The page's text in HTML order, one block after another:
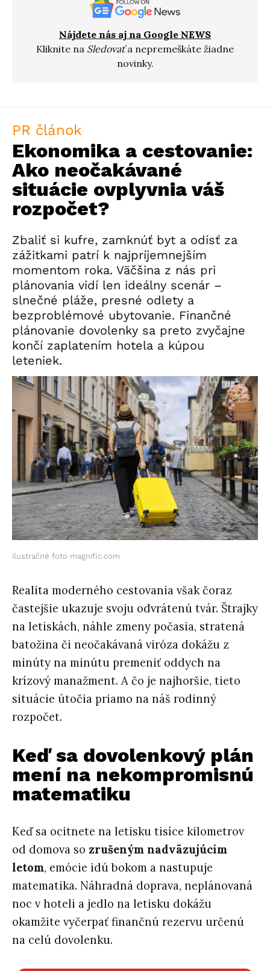
Nájdete nás aj na Google NEWS
Kliknite na Sledovaťa nepremeškáte žiadne
novinky.
PR článok
Ekonomika a cestovanie:
Ako neočakávané
situácie ovplyvnia váš
rozpočet?
Zbaliť si kufre, zamknúť byt a odísť za
zážitkami patrí k najpríjemnejším
momentom roka. Väčšina z nás pri
plánovania vidí len ideálny scenár –
slnečné pláže, presné odlety a
bezproblémové ubytovanie. Finančné
plánovanie dovolenky sa preto zvyčajne
končí zaplatením hotela a kúpou
leteniek.
ilustračné foto magnific.com
Realita moderného cestovania však čoraz
častejšie ukazuje svoju odvrátenú tvár. Štrajky
na letiskách, náhle zmeny počasia, stratená
batožina či neočakávaná viróza dokážu z
minúty na minútu premeniť oddych na
krízový manažment. A čo je najhoršie, tieto
situácie útočia priamo na náš rodinný
rozpočet.
Keď sa dovolenkový plán
mení na nekompromisnú
matematiku
Keď sa ocitnete na letisku tisíce kilometrov
od domova so zrušeným nadväzujúcim
letom, emócie idú bokom a nastupuje
matematika. Náhradná doprava, neplánovaná
noc v hoteli a jedlo na letisku dokážu
okamžite vyčerpať finančnú rezervu určenú
na celú dovolenku.